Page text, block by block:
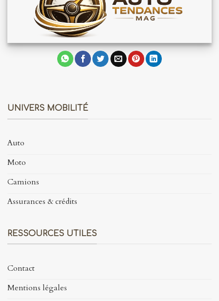
UNIVERS MOBILITÉ
Auto
Moto
Camions
Assurances & crédits
RESSOURCES UTILES
Contact
Mentions légales